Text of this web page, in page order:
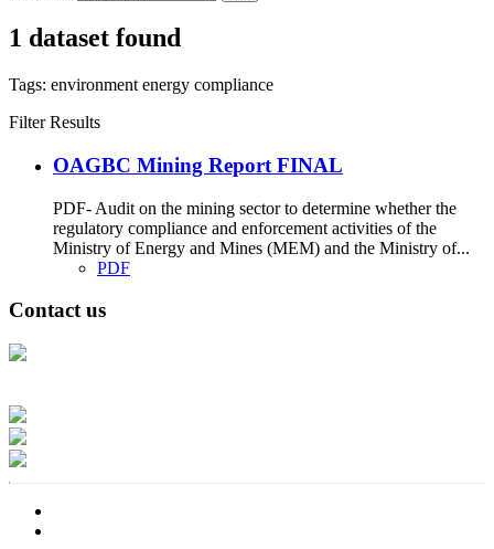
1 dataset found
Tags: environment energy compliance
Filter Results
OAGBC Mining Report FINAL
PDF- Audit on the mining sector to determine whether the
regulatory compliance and enforcement activities of the
Ministry of Energy and Mines (MEM) and the Ministry of...
PDF
Contact us